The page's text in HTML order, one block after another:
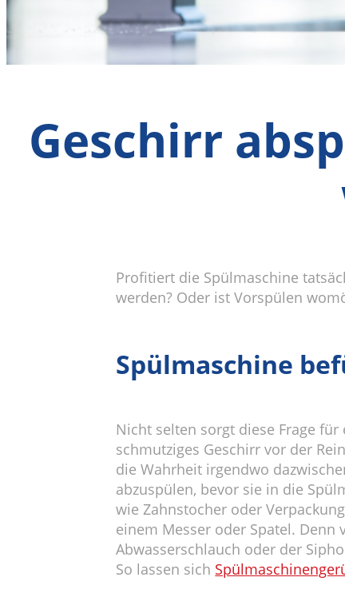
Geschirr
Profitiert die Spülmaschine
werden? Oder ist Vorspülen
Spülmaschine
Nicht selten sorgt diese Frage
schmutziges Geschirr vor der
die Wahrheit irgendwo
abzuspülen, bevor sie in die
wie Zahnstocher oder
einem Messer oder Spatel.
Abwasserschlauch oder der
So lassen sich